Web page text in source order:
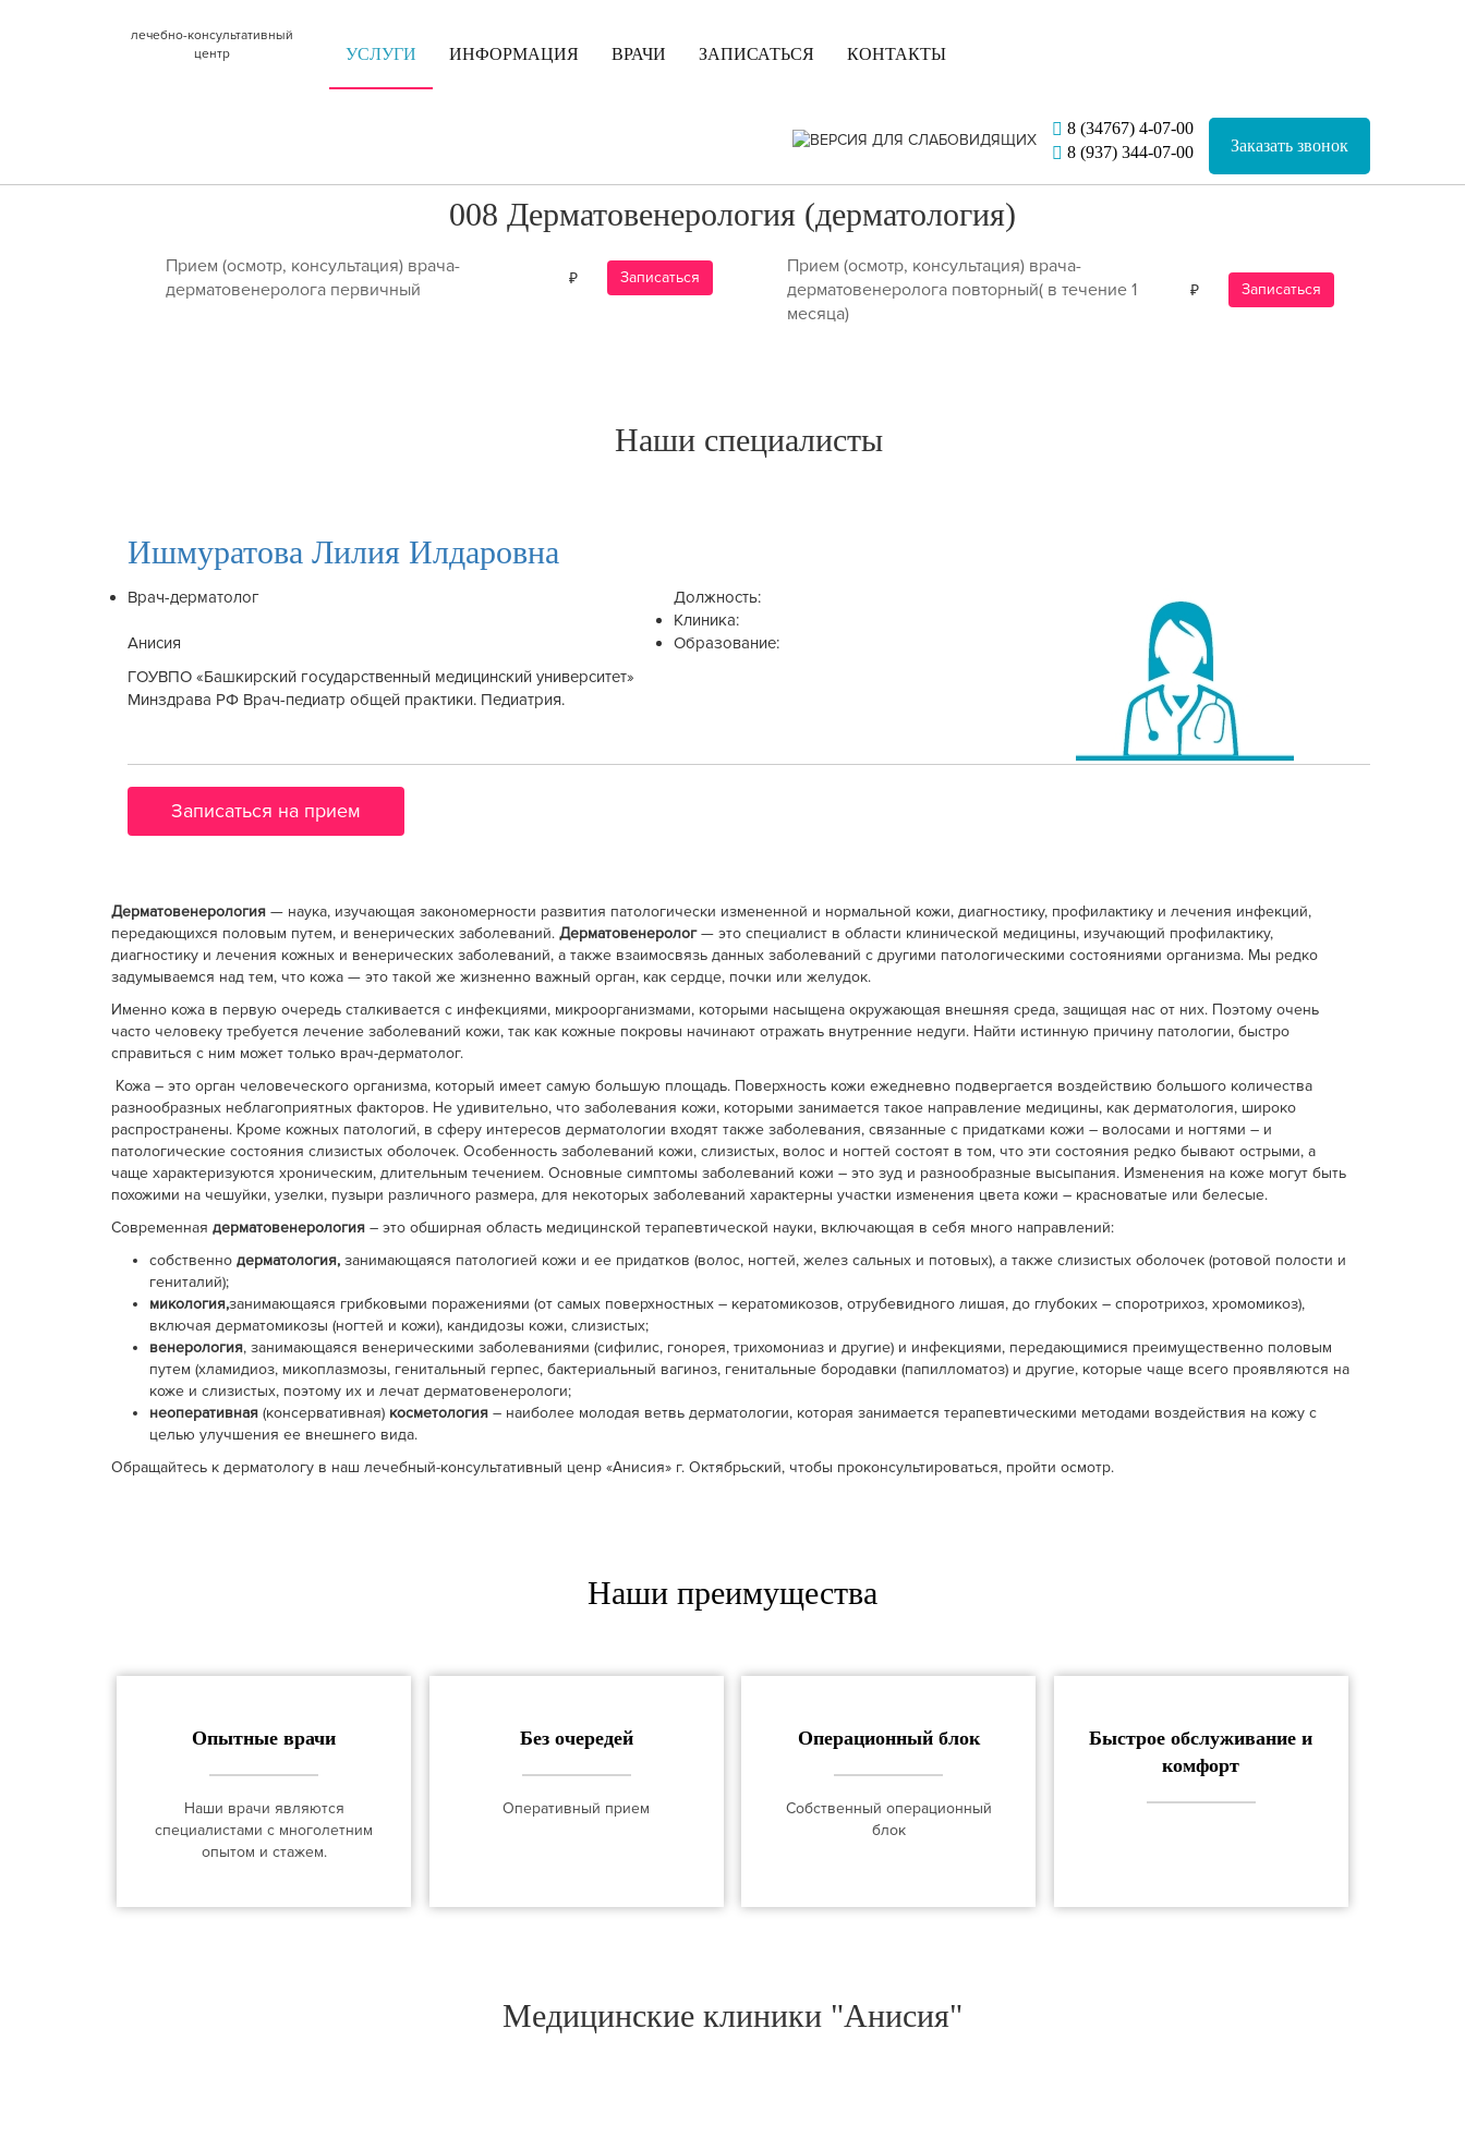
лечебно-консультативный
центр
УСЛУГИ ИНФОРМАЦИЯ ВРАЧИ ЗАПИСАТЬСЯ КОНТАКТЫ
8 (34767) 4-07-00
8 (937) 344-07-00
Заказать звонок
008 Дерматовенерология (дерматология)
Прием (осмотр, консультация) врача-
дерматовенеролога первичный
Записаться
Прием (осмотр, консультация) врача-
дерматовенеролога повторный( в течение 1
месяца)
Записаться
Наши специалисты
Ишмуратова Лилия Илдаровна
Должность:
Врач-дерматолог
Клиника:
Анисия
Образование:
ГОУВПО «Башкирский государственный медицинский университет»
Минздрава РФ Врач-педиатр общей практики. Педиатрия.
Записаться на прием
Дерматовенерология — наука, изучающая закономерности развития патологически измененной и нормальной кожи, диагностику, профилактику и лечения инфекций,
передающихся половым путем, и венерических заболеваний. Дерматовенеролог— это специалист в области клинической медицины, изучающий профилактику,
диагностику и лечения кожных и венерических заболеваний, а также взаимосвязь данных заболеваний с другими патологическими состояниями организма. Мы редко
задумываемся над тем, что кожа — это такой же жизненно важный орган, как сердце, почки или желудок.
Именно кожа в первую очередь сталкивается с инфекциями, микроорганизмами, которыми насыщена окружающая внешняя среда, защищая нас от них. Поэтому очень
часто человеку требуется лечение заболеваний кожи, так как кожные покровы начинают отражать внутренние недуги. Найти истинную причину патологии, быстро
справиться с ним может только врач-дерматолог.
Кожа – это орган человеческого организма, который имеет самую большую площадь. Поверхность кожи ежедневно подвергается воздействию большого количества
разнообразных неблагоприятных факторов. Не удивительно, что заболевания кожи, которыми занимается такое направление медицины, как дерматология, широко
распространены. Кроме кожных патологий, в сферу интересов дерматологии входят также заболевания, связанные с придатками кожи – волосами и ногтями – и
патологические состояния слизистых оболочек. Особенность заболеваний кожи, слизистых, волос и ногтей состоят в том, что эти состояния редко бывают острыми, а
чаще характеризуются хроническим, длительным течением. Основные симптомы заболеваний кожи – это зуд и разнообразные высыпания. Изменения на коже могут быть
похожими на чешуйки, узелки, пузыри различного размера, для некоторых заболеваний характерны участки изменения цвета кожи – красноватые или белесые.
Современная дерматовенерология – это обширная область медицинской терапевтической науки, включающая в себя много направлений:
собственно дерматология, занимающаяся патологией кожи и ее придатков (волос, ногтей, желез сальных и потовых), а также слизистых оболочек (ротовой полости и
гениталий);
микология,занимающаяся грибковыми поражениями (от самых поверхностных – кератомикозов, отрубевидного лишая, до глубоких – споротрихоз, хромомикоз),
включая дерматомикозы (ногтей и кожи), кандидозы кожи, слизистых;
венерология, занимающаяся венерическими заболеваниями (сифилис, гонорея, трихомониаз и другие) и инфекциями, передающимися преимущественно половым
путем (хламидиоз, микоплазмозы, генитальный герпес, бактериальный вагиноз, генитальные бородавки (папилломатоз) и другие, которые чаще всего проявляются на
коже и слизистых, поэтому их и лечат дерматовенерологи;
неоперативная (консервативная) косметология – наиболее молодая ветвь дерматологии, которая занимается терапевтическими методами воздействия на кожу с
целью улучшения ее внешнего вида.
Обращайтесь к дерматологу в наш лечебный-консультативный ценр «Анисия» г. Октябрьский, чтобы проконсультироваться, пройти осмотр.
Наши преимущества
Опытные врачи
Наши врачи являются
специалистами с многолетним
опытом и стажем.
Без очередей
Оперативный прием
Операционный блок
Собственный операционный
блок
Быстрое обслуживание и
комфорт
Медицинские клиники "Анисия"